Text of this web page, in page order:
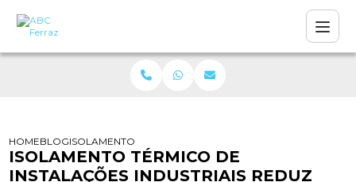
HOMEBLOGISOLAMENTO TÉRMICO DE INSTALAÇÕES INDUSTRIAIS
ISOLAMENTO TÉRMICO DE
INSTALAÇÕES INDUSTRIAIS REDUZ